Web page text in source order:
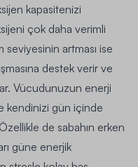
kapasitenizi
çok daha verimli
seviyesinin artması ise
destek verir ve
Vücudunuzun enerji
kendinizi gün içinde
de sabahın erken
güne enerjik